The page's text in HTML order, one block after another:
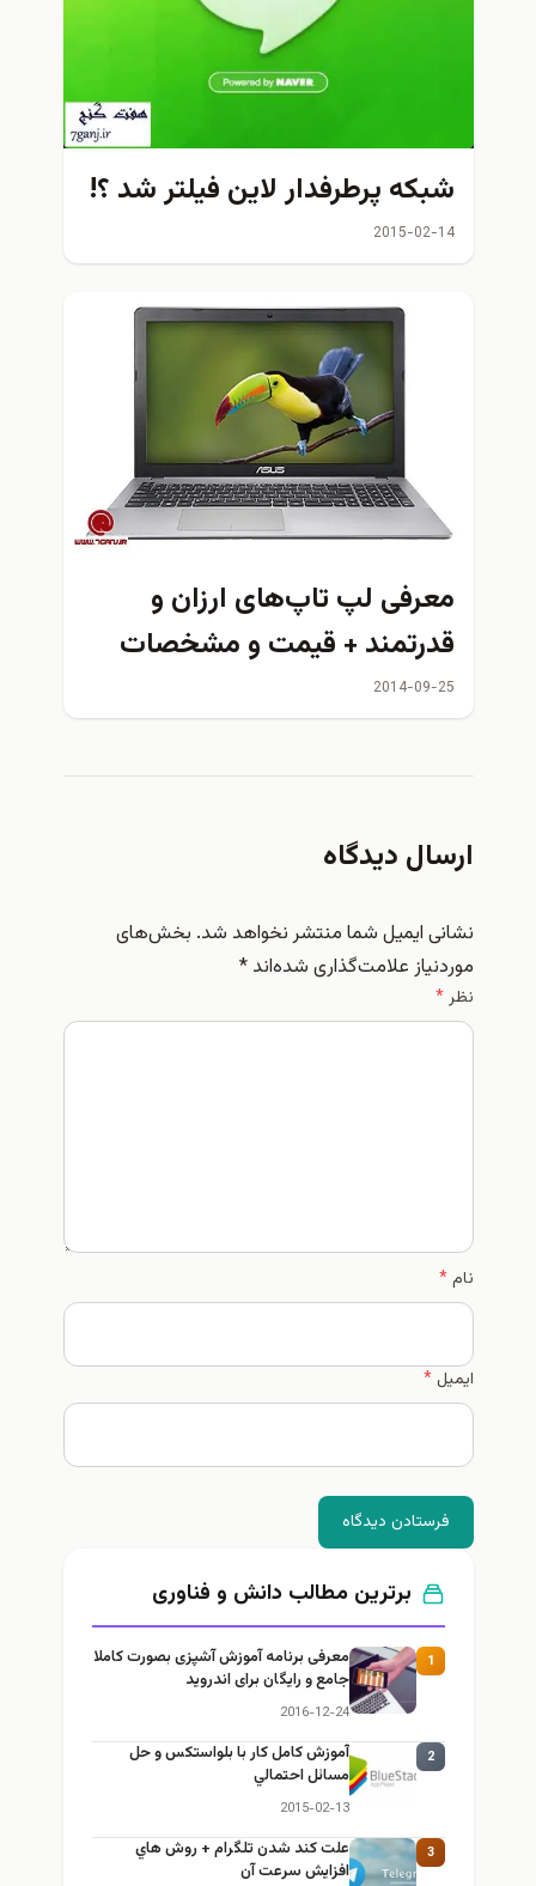
شبكه پرطرفدار لاین فيلتر شد ؟!
2015-02-14
معرفی لپ تاپ‌های ارزان و
قدرتمند + قيمت و مشخصات
2014-09-25
ارسال دیدگاه
نشانی ایمیل شما منتشر نخواهد شد. بخش‌های
موردنیاز علامت‌گذاری شده‌اند*
نظر*
نام*
ایمیل*
فرستادن دیدگاه
برترین مطالب دانش و فناوری
1
معرفی برنامه آموزش آشپزی بصورت کاملا
جامع و رایگان برای اندروید
2016-12-24
2
آموزش كامل كار با بلواستكس و حل
مسائل احتمالي
2015-02-13
3
علت كند شدن تلگرام + روش هاي
افزايش سرعت آن